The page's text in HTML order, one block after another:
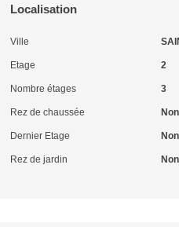
Localisation
Ville
Etage 2
Nombre étages 3
Rez de chaussée Non
Dernier Etage Non
Rez de jardin Non